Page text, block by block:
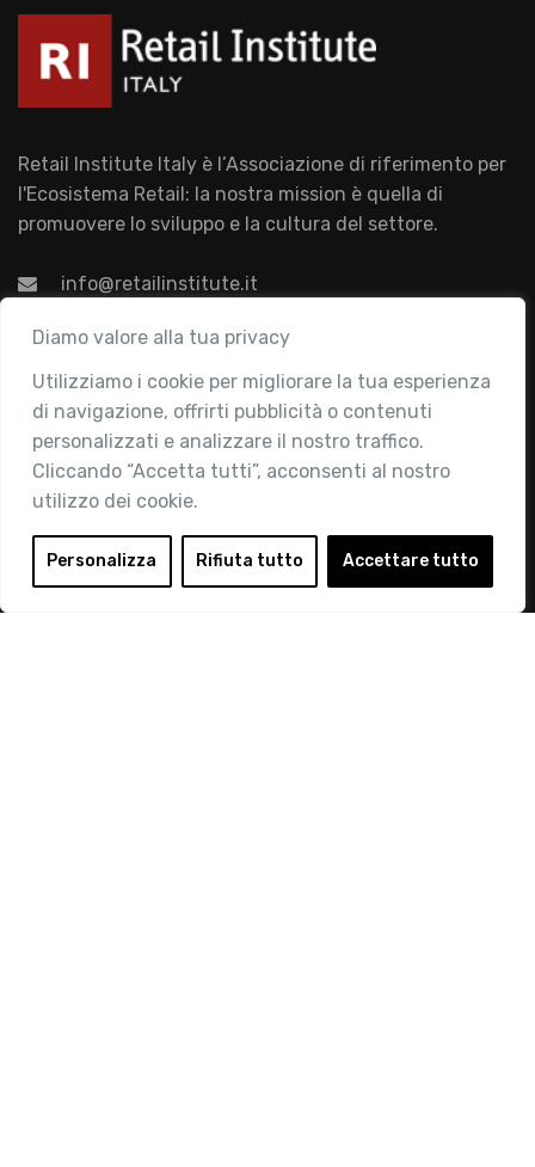
Diamo valore alla tua privacy
Utilizziamo i cookie per migliorare la tua esperienza
di navigazione, offrirti pubblicità o contenuti
personalizzati e analizzare il nostro traffico.
Cliccando “Accetta tutti”, acconsenti al nostro
utilizzo dei cookie.
Personalizza Rifiuta tutto Accettare tutto
Retail Institute Italy è l’Associazione di riferimento per
l'Ecosistema Retail: la nostra mission è quella di
promuovere lo sviluppo e la cultura del settore.
info@retailinstitute.it
Associazione
Chi siamo
Attività
Contatti
Area Riservata
Login
Diventa Socio